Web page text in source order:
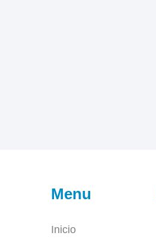
Menu
Inicio